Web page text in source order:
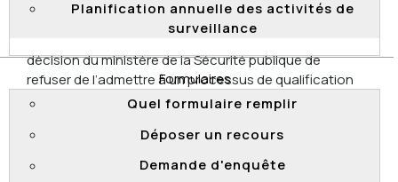
Planification annuelle des activités de
surveillance
Formulaires
Quel formulaire remplir
Déposer un recours
Demande d'enquête
en vertu de l’article 35 de laLoi sur la fonction
décision du ministère de la Sécurité publique de
refuser de l’admettre à un processus de qualification
en vue de la promotion visant à pourvoir des emplois
À la suite de sa participation à une séance
d’échanges et d’information (SEI), le candidat a omis